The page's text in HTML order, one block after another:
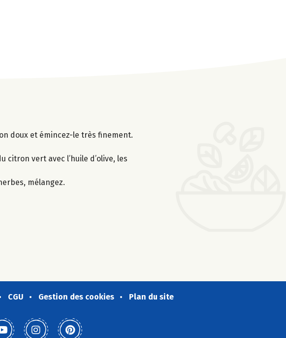
doux et émincez-le très finement.
vert avec l’huile d’olive, les
mélangez.
CGU Gestion des cookies Plan du site